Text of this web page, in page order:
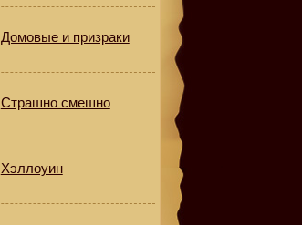
Домовые и призраки
Страшно смешно
Хэллоуин